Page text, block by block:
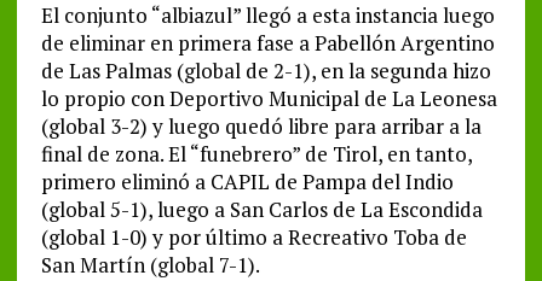
El conjunto “albiazul” llegó a esta instancia luego
de eliminar en primera fase a Pabellón Argentino
de Las Palmas (global de 2-1), en la segunda hizo
lo propio con Deportivo Municipal de La Leonesa
(global 3-2) y luego quedó libre para arribar a la
final de zona. El “funebrero” de Tirol, en tanto,
primero eliminó a CAPIL de Pampa del Indio
(global 5-1), luego a San Carlos de La Escondida
(global 1-0) y por último a Recreativo Toba de
San Martín (global 7-1).